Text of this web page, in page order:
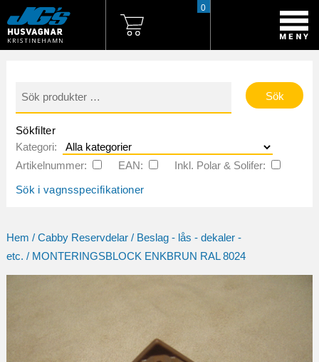
0
efter:
Sökfilter
Kategori:
Artikelnummer:
EAN:
Inkl. Polar & Solifer:
Sök i vagnsspecifikationer
Hem / Cabby Reservdelar/ Beslag - lås - dekaler -
etc. / MONTERINGSBLOCK ENKBRUN RAL 8024